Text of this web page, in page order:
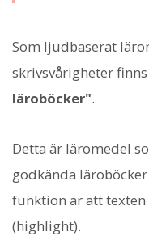
Som ljudbaserat
skrivsvårigheter finns
läroböcker".
Detta är läromedel
godkända
funktion är att texten
(highlight).